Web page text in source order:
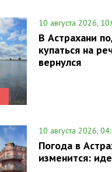
10 августа 2026,
В Астрахани
купаться на
вернулся
10 августа 2026,
Погода в
изменится: